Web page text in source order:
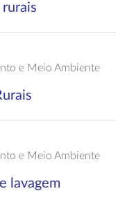
e Meio Ambiente
e Meio Ambiente
lavagem